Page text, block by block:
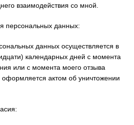
взаимодействия со мной.
персональных данных:
данных осуществляется в
календарных дней с момента
или с момента моего отзыва
оформляется актом об уничтожении